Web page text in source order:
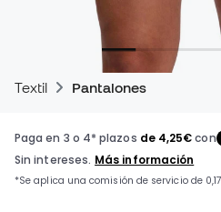
Textil Pantalones